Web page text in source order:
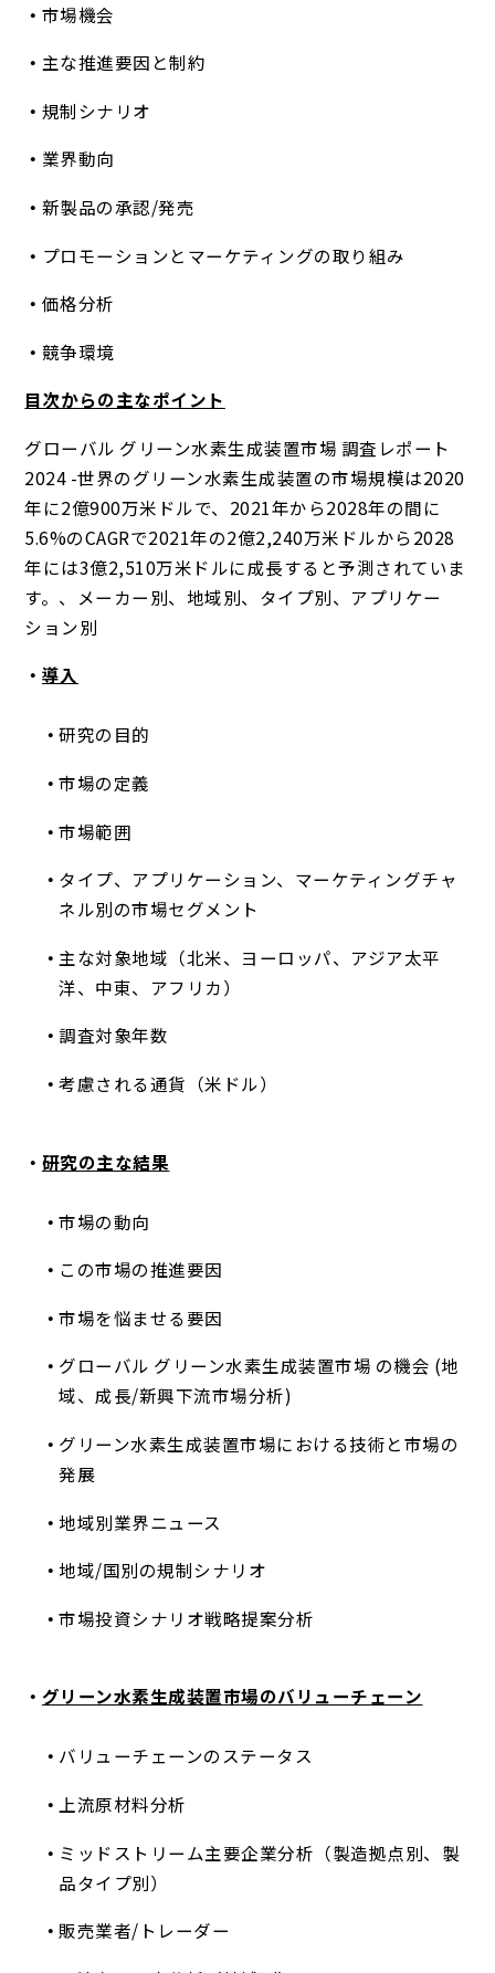
市場機会
主な推進要因と制約
規制シナリオ
業界動向
新製品の承認/発売
プロモーションとマーケティングの取り組み
価格分析
競争環境
目次からの主なポイント
グローバル グリーン水素生成装置市場 調査レポート
2024 -世界のグリーン水素生成装置の市場規模は2020
年に2億900万米ドルで、2021年から2028年の間に
5.6%のCAGRで2021年の2億2,240万米ドルから2028
年には3億2,510万米ドルに成長すると予測されていま
す。、メーカー別、地域別、タイプ別、アプリケー
ション別
導入
研究の目的
市場の定義
市場範囲
タイプ、アプリケーション、マーケティングチャ
ネル別の市場セグメント
主な対象地域（北米、ヨーロッパ、アジア太平
洋、中東、アフリカ）
調査対象年数
考慮される通貨（米ドル）
研究の主な結果
市場の動向
この市場の推進要因
市場を悩ませる要因
グローバル グリーン水素生成装置市場 の機会 (地
域、成長/新興下流市場分析)
グリーン水素生成装置市場における技術と市場の
発展
地域別業界ニュース
地域/国別の規制シナリオ
市場投資シナリオ戦略提案分析
グリーン水素生成装置市場のバリューチェーン
バリューチェーンのステータス
上流原材料分析
ミッドストリーム主要企業分析（製造拠点別、製
品タイプ別）
販売業者/トレーダー